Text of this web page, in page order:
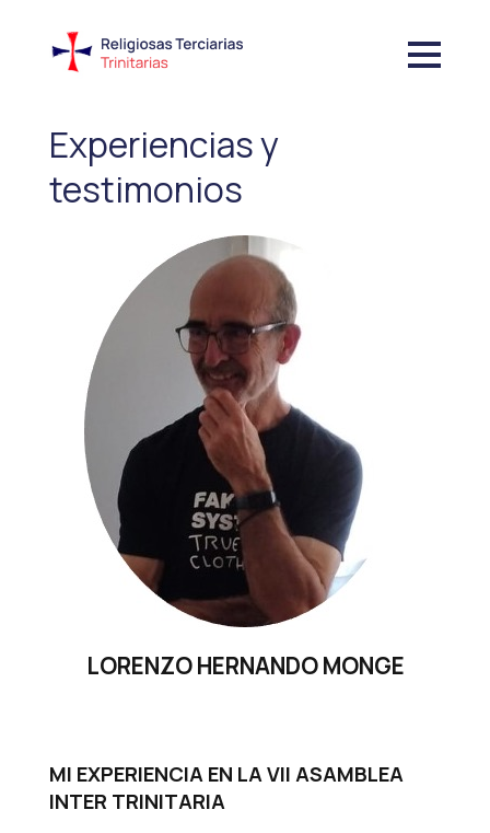
Experiencias y
testimonios
LORENZO HERNANDO MONGE
MI EXPERIENCIA EN LA VII ASAMBLEA
INTER TRINITARIA